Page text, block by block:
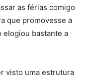
as férias comigo
que promovesse a
elogiou bastante a
visto uma estrutura